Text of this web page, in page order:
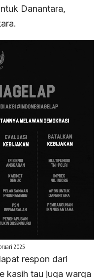
Danantara,
2025
respon dari
kasih tau juga warga